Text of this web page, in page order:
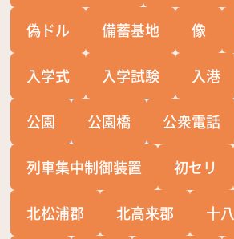
偽ドル 備蓄基地 像
入学式 入学試験 入港
公園 公園橋 公衆電話
列車集中制御装置 初セリ
北松浦郡 北高来郡 十八